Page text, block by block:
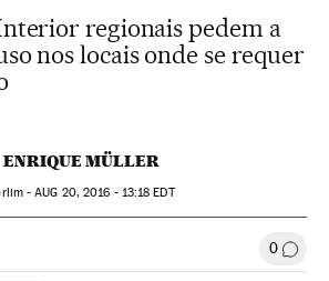
regionais pedem a
nos locais onde se requer
ENRIQUE MÜLLER
-AUG 20, 2016 - 13:18 EDT
en TwitterRedes Sociales 0